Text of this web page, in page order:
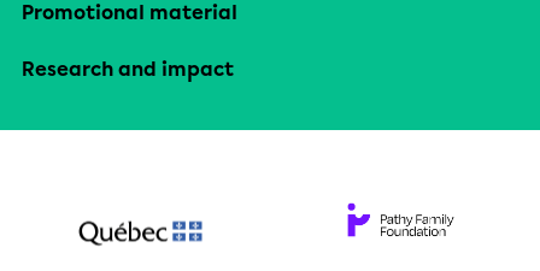
Promotional material
Research and impact